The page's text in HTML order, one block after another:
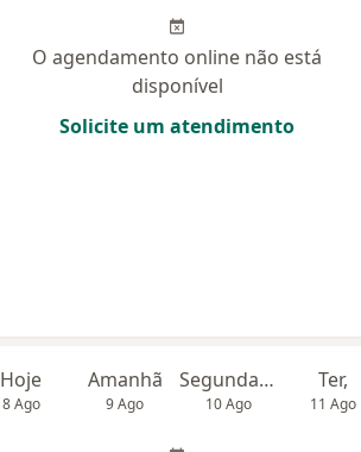
O agendamento online não está
disponível
Solicite um atendimento
Hoje
8 Ago
Amanhã
9 Ago
Segunda-feira
10 Ago
Ter,
11 Ago